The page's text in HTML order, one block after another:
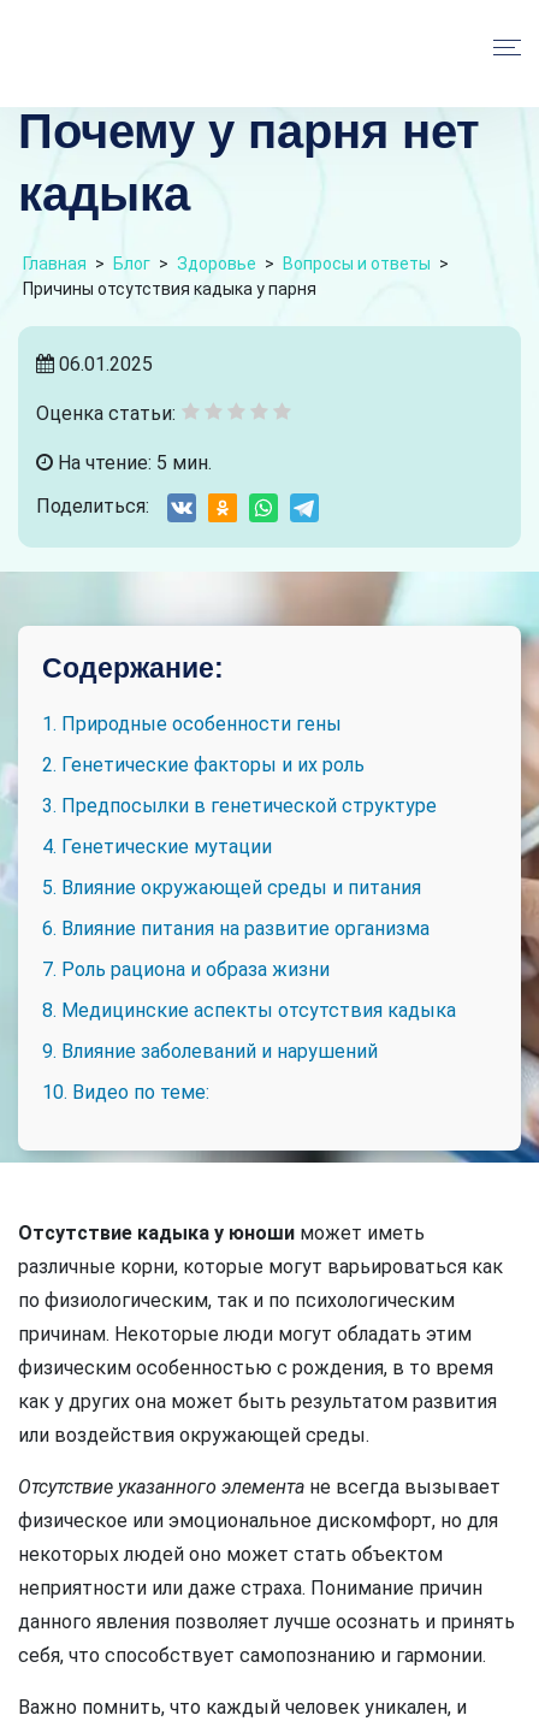
Почему у парня нет
кадыка
Главная > Блог > Здоровье > Вопросы и ответы >
Причины отсутствия кадыка у парня
06.01.2025
Оценка статьи:
На чтение: 5 мин.
Поделиться:
Содержание:
1. Природные особенности гены
2. Генетические факторы и их роль
3. Предпосылки в генетической структуре
4. Генетические мутации
5. Влияние окружающей среды и питания
6. Влияние питания на развитие организма
7. Роль рациона и образа жизни
8. Медицинские аспекты отсутствия кадыка
9. Влияние заболеваний и нарушений
10. Видео по теме:
Отсутствие кадыка у юноши может иметь
различные корни, которые могут варьироваться как
по физиологическим, так и по психологическим
причинам. Некоторые люди могут обладать этим
физическим особенностью с рождения, в то время
как у других она может быть результатом развития
или воздействия окружающей среды.
Отсутствие указанного элемента не всегда вызывает
физическое или эмоциональное дискомфорт, но для
некоторых людей оно может стать объектом
неприятности или даже страха. Понимание причин
данного явления позволяет лучше осознать и принять
себя, что способствует самопознанию и гармонии.
Важно помнить, что каждый человек уникален, и